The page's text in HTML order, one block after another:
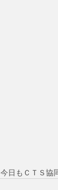
今日もＣＴＳ協